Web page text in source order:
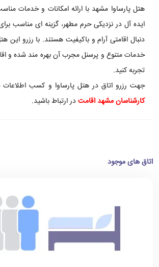
هتل پارساوا مشهد با ارائه امکانات و خدمات
ایده آل در نزدیکی حرم مطهر، گزینه ای مناسب
دنبال اقامتی آرام و باکیفیت هستند. با رزرو این
خدمات متنوع و پرسنل مجرب آن بهره مند شده و
تجربه کنید.
جهت رزرو اتاق در هتل پارساوا و کسب اطلاعات
کارشناسانمشهد اقامتدر ارتباط باشید.
اتاق های موجود